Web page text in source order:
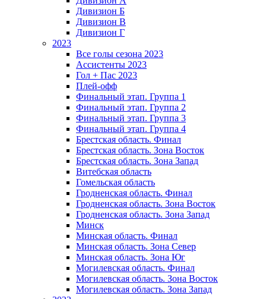
Дивизион Б
Дивизион В
Дивизион Г
2023
Все голы сезона 2023
Ассистенты 2023
Гол + Пас 2023
Плей-офф
Финальный этап. Группа 1
Финальный этап. Группа 2
Финальный этап. Группа 3
Финальный этап. Группа 4
Брестская область. Финал
Брестская область. Зона Восток
Брестская область. Зона Запад
Витебская область
Гомельская область
Гродненская область. Финал
Гродненская область. Зона Восток
Гродненская область. Зона Запад
Минск
Минская область. Финал
Минская область. Зона Север
Минская область. Зона Юг
Могилевская область. Финал
Могилевская область. Зона Восток
Могилевская область. Зона Запад